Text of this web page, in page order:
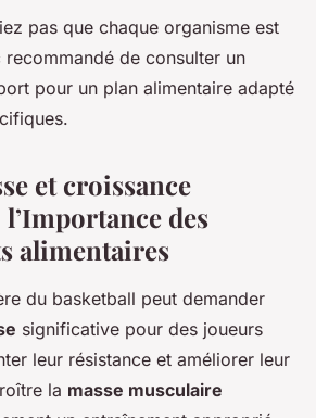
pas que chaque organisme est
de consulter un
pour un plan alimentaire adapté
et croissance
des
alimentaires
du basketball peut demander
significative pour des joueurs
leur résistance et améliorer leur
la masse musculaire